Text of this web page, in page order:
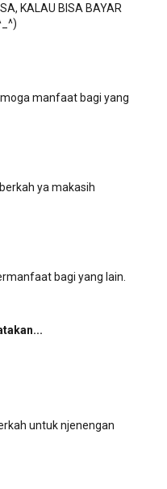
KALAU BISA BAYAR
manfaat bagi yang
ya makasih
bagi yang lain.
untuk njenengan